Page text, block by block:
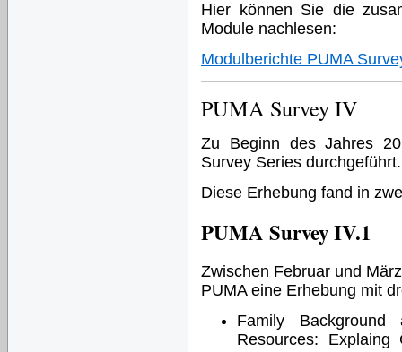
Hier können Sie die
Module nachlesen:
Modulberichte PUMA
PUMA Survey IV
Zu Beginn des Jahres
Survey Series durchgeführt.
Diese Erhebung fand in
PUMA Survey IV.1
Zwischen Februar und
PUMA eine Erhebung mit
Family
Resources: